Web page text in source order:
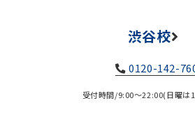
渋谷校
0120-142-
受付時間/9:00～22:00(日曜は